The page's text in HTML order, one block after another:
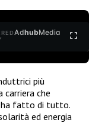
AdhubMedia
più
carriera che
ha fatto di tutto.
ed energia